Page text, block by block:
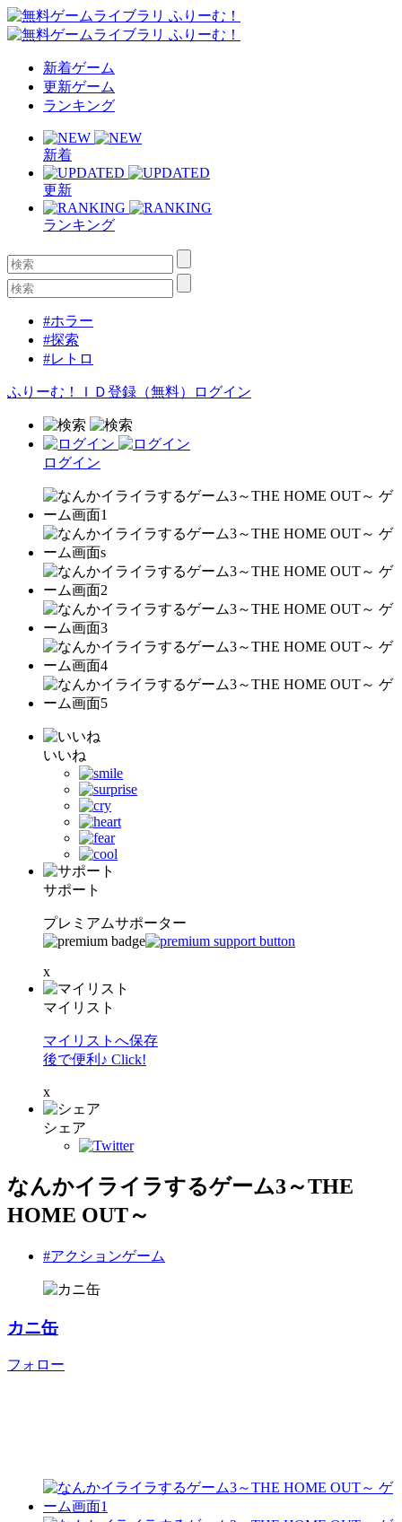
新着ゲーム
更新ゲーム
ランキング
新着
更新
ランキング
#ホラー
#探索
#レトロ
ふりーむ！ＩＤ登録（無料） ログイン
ログイン
いいね
サポート
プレミアムサポーター
x
マイリスト
マイリストへ保存
後で便利♪ Click!
x
シェア
なんかイライラするゲーム3～THE
HOME OUT～
#アクションゲーム
カニ缶
フォロー